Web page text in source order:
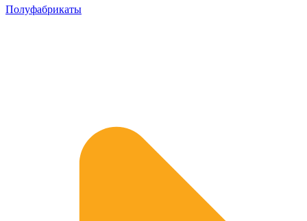
Полуфабрикаты